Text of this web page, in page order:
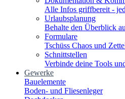
Alle Infos griffbereit -
Urlaubsplanung
Behalte den Überblick
Formulare
Tschüss Chaos und
Schnittstellen
Verbinde deine Tools
Gewerke
Bauelemente
Boden- und Fliesenleger